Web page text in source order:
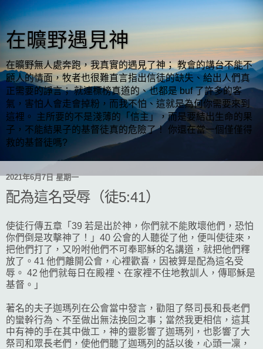
在曠野遇見神
在曠野無人處奔跑，我真實的遇見了神； 教會的講台不能不
顧人的情面，牧者也很難直言指出信徒的缺失、給出人們真
正需要的諍言； 就連標榜真道的、也都是 buf 了許多的客
氣，害怕人會走會掉粉，而我不怕、這就是為何你需要來到
這裡。 主所要的不是淺薄的「信主」，而是要結出生命的果
子，不能結果子的基督徒真的危險了！ 你還在當一個僅僅得
救的基督徒嗎?
2021年6月7日 星期一
配為這名受辱（徒5:41）
使徒行傳五章「39 若是出於神，你們就不能敗壞他們，恐怕
你們倒是攻擊神了！」40 公會的人聽從了他，便叫使徒來，
把他們打了，又吩咐他們不可奉耶穌的名講道，就把他們釋
放了。41 他們離開公會，心裡歡喜，因被算是配為這名受
辱。 42 他們就每日在殿裡、在家裡不住地教訓人，傳耶穌是
基督。」
著名的夫子迦瑪列在公會當中發言，勸阻了祭司長和長老們
的蠻幹行為、不至做出無法挽回之事；當然我更相信，這其
中有神的手在其中做工，神的靈影響了迦瑪列，也影響了大
祭司和眾長老們，使他們聽了迦瑪列的話以後，心頭一凜，